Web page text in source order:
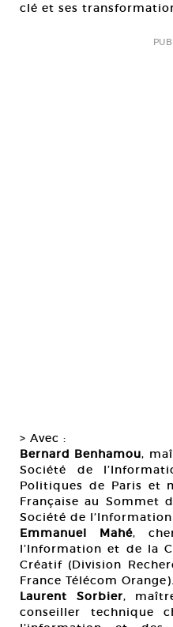
clé et ses
> Avec :
Bernard Benhamou,
Société de
Politiques de Paris et
Française au Sommet
Société de l’Information
Emmanuel Mahé,
l’Information et de la
Créatif (Division
France Télécom Orange).
Laurent Sorbier,
conseiller technique